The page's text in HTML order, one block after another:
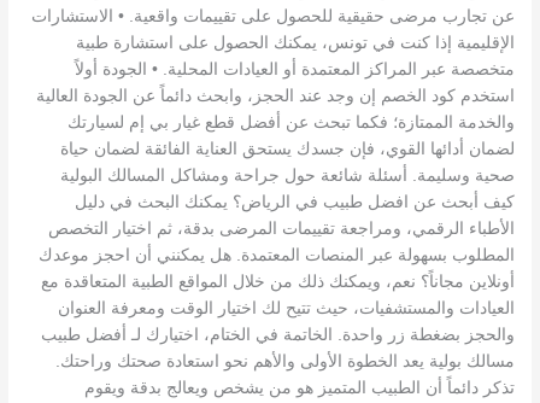
عن تجارب مرضى حقيقية للحصول على تقييمات واقعية. • الاستشارات
الإقليمية إذا كنت في تونس، يمكنك الحصول على استشارة طبية
متخصصة عبر المراكز المعتمدة أو العيادات المحلية. • الجودة أولاً
استخدم كود الخصم إن وجد عند الحجز، وابحث دائماً عن الجودة العالية
والخدمة الممتازة؛ فكما تبحث عن أفضل قطع غيار بي إم لسيارتك
لضمان أدائها القوي، فإن جسدك يستحق العناية الفائقة لضمان حياة
صحية وسليمة. أسئلة شائعة حول جراحة ومشاكل المسالك البولية
كيف أبحث عن افضل طبيب في الرياض؟ يمكنك البحث في دليل
الأطباء الرقمي، ومراجعة تقييمات المرضى بدقة، ثم اختيار التخصص
المطلوب بسهولة عبر المنصات المعتمدة. هل يمكنني أن احجز موعدك
أونلاين مجاناً؟ نعم، ويمكنك ذلك من خلال المواقع الطبية المتعاقدة مع
العيادات والمستشفيات، حيث تتيح لك اختيار الوقت ومعرفة العنوان
والحجز بضغطة زر واحدة. الخاتمة في الختام، اختيارك لـ أفضل طبيب
مسالك بولية يعد الخطوة الأولى والأهم نحو استعادة صحتك وراحتك.
تذكر دائماً أن الطبيب المتميز هو من يشخص ويعالج بدقة ويقوم